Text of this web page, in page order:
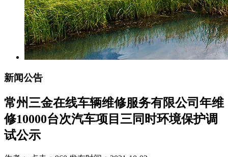
新闻公告
常州三金在线车辆维修服务有限公司年维
修10000台次汽车项目三同时环境保护调
试公示